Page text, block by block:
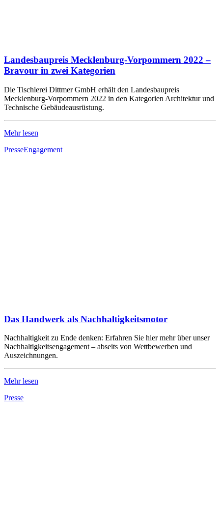
Landesbaupreis Mecklenburg-Vorpommern 2022 –
Bravour in zwei Kategorien
Die Tischlerei Dittmer GmbH erhält den Landesbaupreis
Mecklenburg-Vorpommern 2022 in den Kategorien Architektur und
Technische Gebäudeausrüstung.
Mehr lesen
PresseEngagement
Das Handwerk als Nachhaltigkeitsmotor
Nachhaltigkeit zu Ende denken: Erfahren Sie hier mehr über unser
Nachhaltigkeitsengagement – abseits von Wettbewerben und
Auszeichnungen.
Mehr lesen
Presse